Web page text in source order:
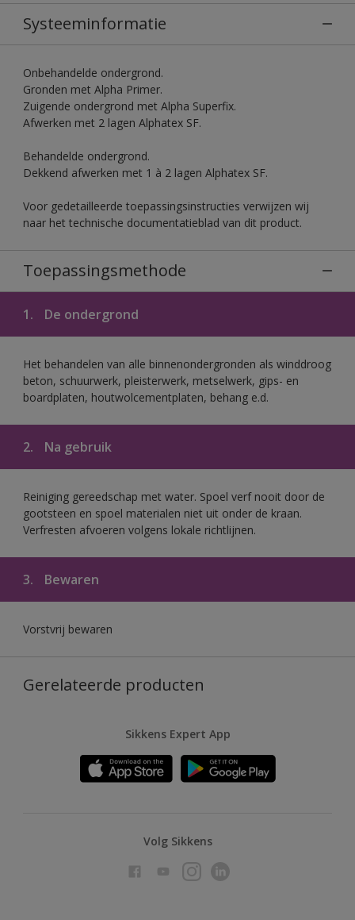
Systeeminformatie
Onbehandelde ondergrond.
Gronden met Alpha Primer.
Zuigende ondergrond met Alpha Superfix.
Afwerken met 2 lagen Alphatex SF.
Behandelde ondergrond.
Dekkend afwerken met 1 à 2 lagen Alphatex SF.
Voor gedetailleerde toepassingsinstructies verwijzen wij
naar het technische documentatieblad van dit product.
Toepassingsmethode
1. De ondergrond
Het behandelen van alle binnenondergronden als winddroog
beton, schuurwerk, pleisterwerk, metselwerk, gips- en
boardplaten, houtwolcementplaten, behang e.d.
2. Na gebruik
Reiniging gereedschap met water. Spoel verf nooit door de
gootsteen en spoel materialen niet uit onder de kraan.
Verfresten afvoeren volgens lokale richtlijnen.
3. Bewaren
Vorstvrij bewaren
Gerelateerde producten
Sikkens Expert App
Volg Sikkens